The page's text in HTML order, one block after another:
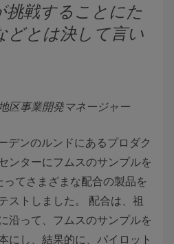
挑戦することにた
どとは決して言い
区事業開発マネージャー
デンのルンドにあるプロダク
ンターにフムスのサンプルを
てさまざまな配合の製品を
ストしました。 配合は、祖
沿って、フムスのサンプルを
にし、結果的に、パイロット